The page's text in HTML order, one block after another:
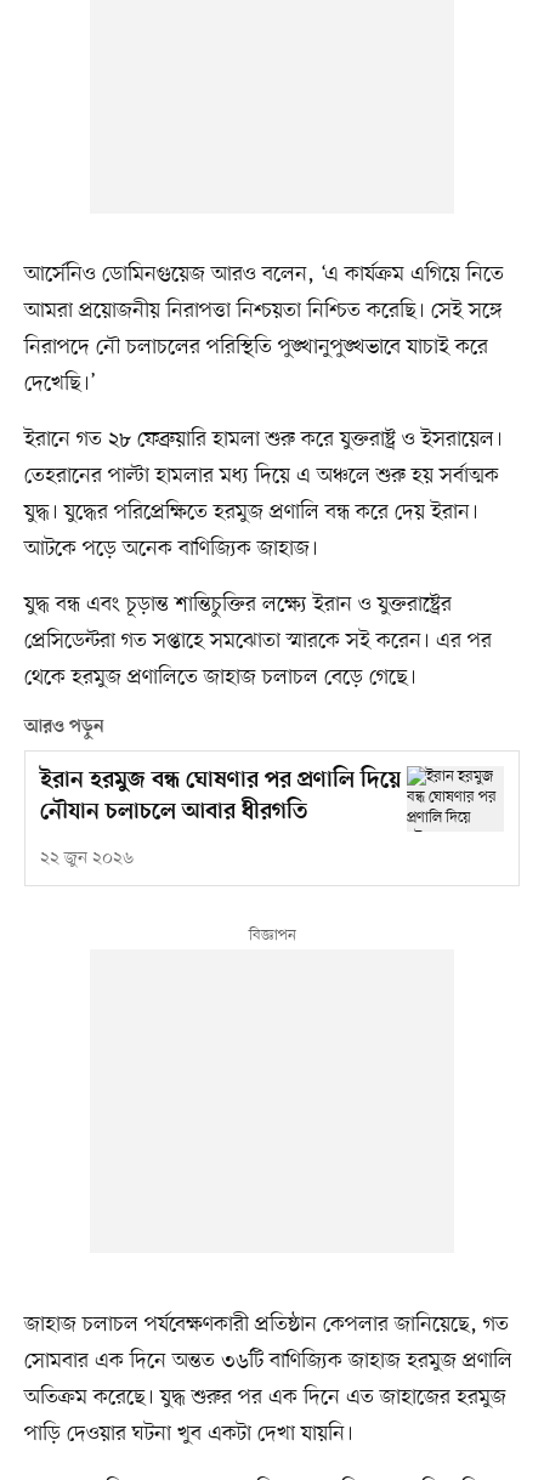
আর্সেনিও ডোমিনগুয়েজ আরও বলেন, ‘এ কার্যক্রম এগিয়ে নিতে
আমরা প্রয়োজনীয় নিরাপত্তা নিশ্চয়তা নিশ্চিত করেছি। সেই সঙ্গে
নিরাপদে নৌ চলাচলের পরিস্থিতি পুঙ্খানুপুঙ্খভাবে যাচাই করে
দেখেছি।’
ইরানে গত ২৮ ফেব্রুয়ারি হামলা শুরু করে যুক্তরাষ্ট্র ও ইসরায়েল।
তেহরানের পাল্টা হামলার মধ্য দিয়ে এ অঞ্চলে শুরু হয় সর্বাত্মক
যুদ্ধ। যুদ্ধের পরিপ্রেক্ষিতে হরমুজ প্রণালি বন্ধ করে দেয় ইরান।
আটকে পড়ে অনেক বাণিজ্যিক জাহাজ।
যুদ্ধ বন্ধ এবং চূড়ান্ত শান্তিচুক্তির লক্ষ্যে ইরান ও যুক্তরাষ্ট্রের
প্রেসিডেন্টরা গত সপ্তাহে সমঝোতা স্মারকে সই করেন। এর পর
থেকে হরমুজ প্রণালিতে জাহাজ চলাচল বেড়ে গেছে।
আরও পড়ুন
ইরান হরমুজ বন্ধ ঘোষণার পর প্রণালি দিয়ে
নৌযান চলাচলে আবার ধীরগতি
২২ জুন ২০২৬
জাহাজ চলাচল পর্যবেক্ষণকারী প্রতিষ্ঠান কেপলার জানিয়েছে, গত
সোমবার এক দিনে অন্তত ৩৬টি বাণিজ্যিক জাহাজ হরমুজ প্রণালি
অতিক্রম করেছে। যুদ্ধ শুরুর পর এক দিনে এত জাহাজের হরমুজ
পাড়ি দেওয়ার ঘটনা খুব একটা দেখা যায়নি।